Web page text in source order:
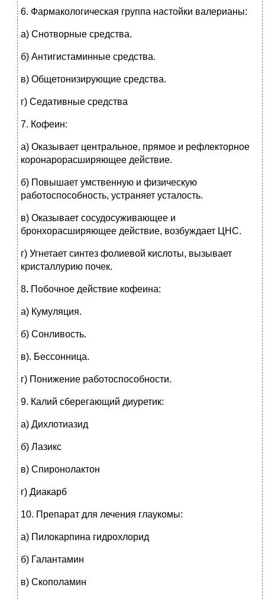
6. Фармакологическая группа настойки валерианы:
а) Снотворные средства.
б) Антигистаминные средства.
в) Общетонизирующие средства.
г) Седативные средства
7. Кофеин:
а) Оказывает центральное, прямое и рефлекторное
коронарорасширяющее действие.
б) Повышает умственную и физическую
работоспособность, устраняет усталость.
в) Оказывает сосудосуживающее и
бронхорасширяющее действие, возбуждает ЦНС.
г) Угнетает синтез фолиевой кислоты, вызывает
кристаллурию почек.
8. Побочное действие кофеина:
а) Кумуляция.
б) Сонливость.
в). Бессонница.
г) Понижение работоспособности.
9. Калий сберегающий диуретик:
а) Дихлотиазид
б) Лазикс
в) Спиронолактон
г) Диакарб
10. Препарат для лечения глаукомы:
а) Пилокарпина гидрохлорид
б) Галантамин
в) Скополамин